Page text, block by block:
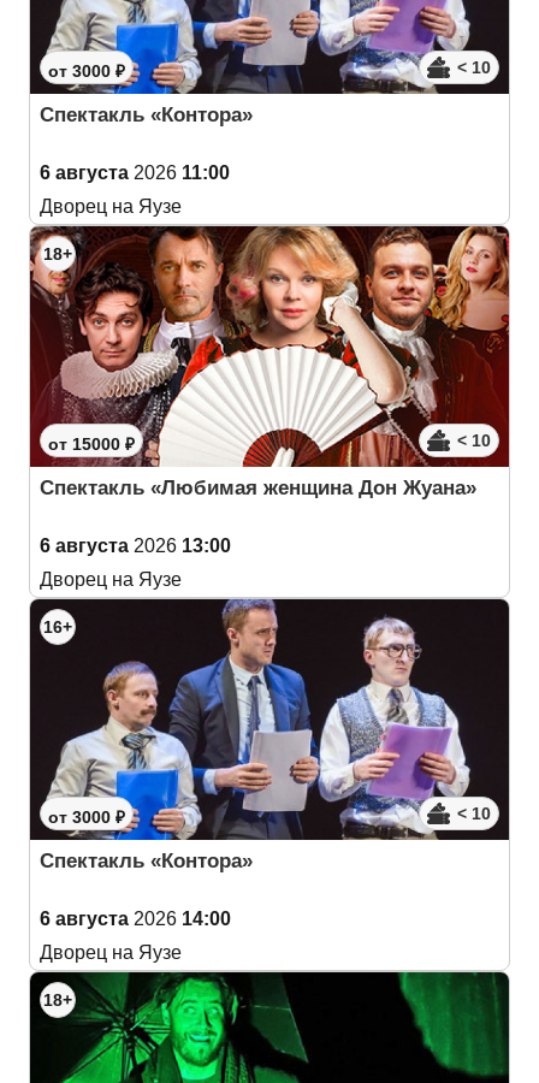
от 3000 ₽ < 10
Спектакль «Контора»
6 августа 2026 11:00
Дворец на Яузе
18+
от 15000 ₽ < 10
Спектакль «Любимая женщина Дон Жуана»
6 августа 2026 13:00
Дворец на Яузе
16+
от 3000 ₽ < 10
Спектакль «Контора»
6 августа 2026 14:00
Дворец на Яузе
18+